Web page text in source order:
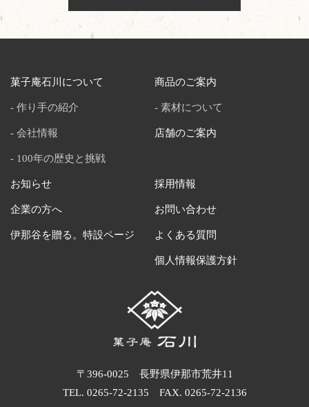
菓子庵石川について
作り手の紹介
会社情報
100年の歴史と挑戦
商品のご案内
素材について
店舗のご案内
お知らせ
企業の方へ
伊那谷を贈る。特設ページ
採用情報
お問い合わせ
よくある質問
個人情報保護方針
〒396-0025 長野県伊那市荒井11
TEL. 0265-72-2135 FAX. 0265-72-2136